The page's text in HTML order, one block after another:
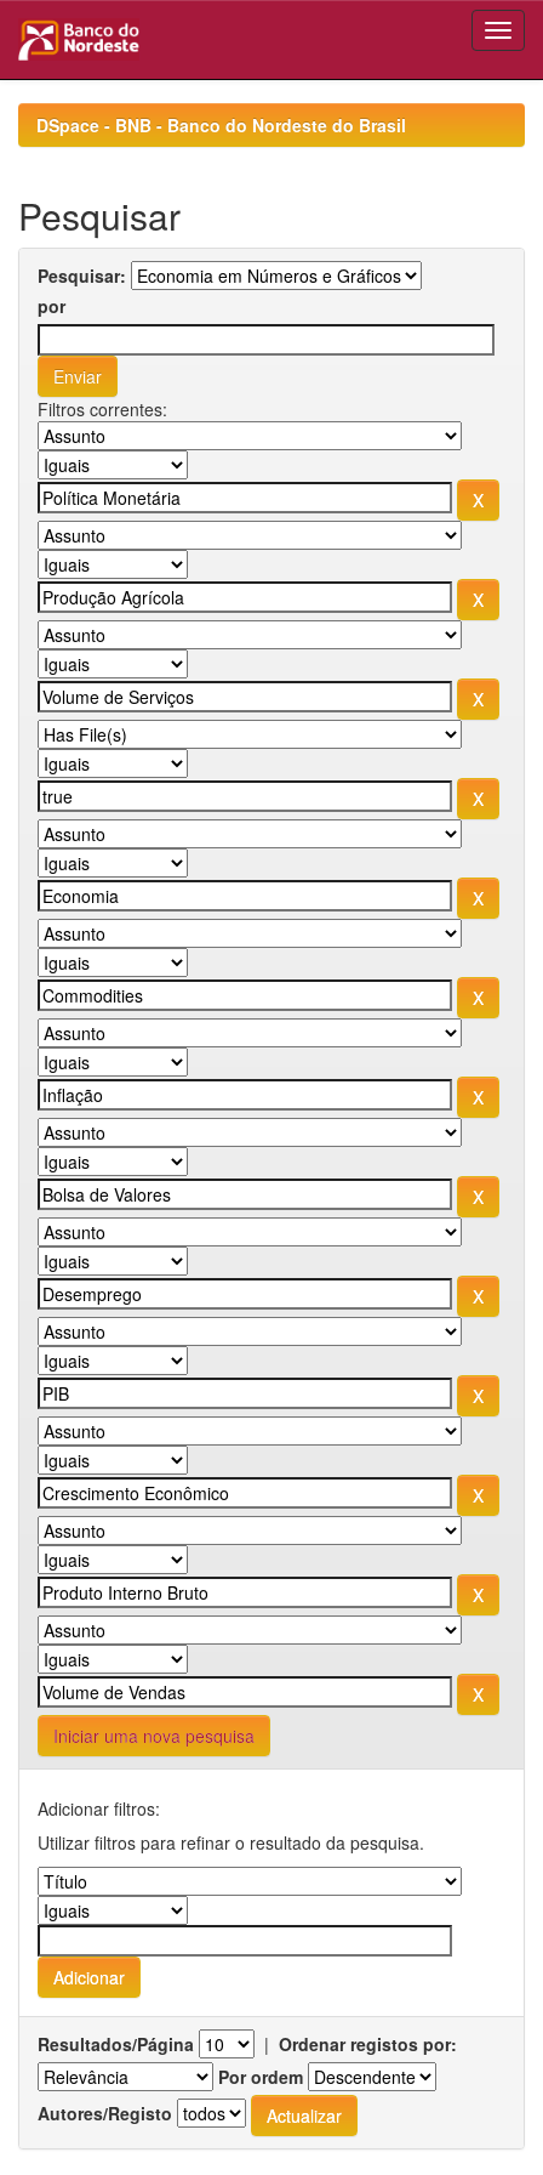
navigationDSpace - BNB - Banco do Nordeste do Brasil
Pesquisar
Pesquisar:
por
Filtros correntes:
Iniciar uma nova pesquisa
Adicionar filtros:
Utilizar filtros para refinar o resultado da pesquisa.
Resultados/Página | Ordenar registos por:
Por ordem
Autores/Registo